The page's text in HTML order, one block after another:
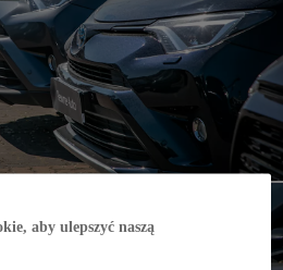
aby ulepszyć naszą